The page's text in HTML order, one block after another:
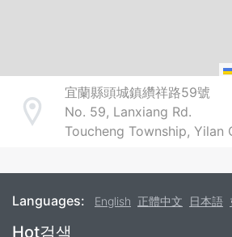
Address
宜蘭縣頭城鎮纘祥路59號
No. 59, Lanxiang Rd.
Toucheng Township, Yilan
Languages: English 正體中文 日本語
Hot검색